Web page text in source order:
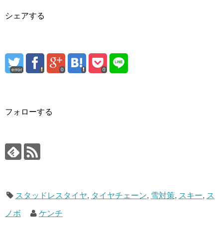
シェアする
error 0 0
フォローする
スタッドレスタイヤ, タイヤチェーン, 雪対策, スキー, ス
ノボ ケンチ